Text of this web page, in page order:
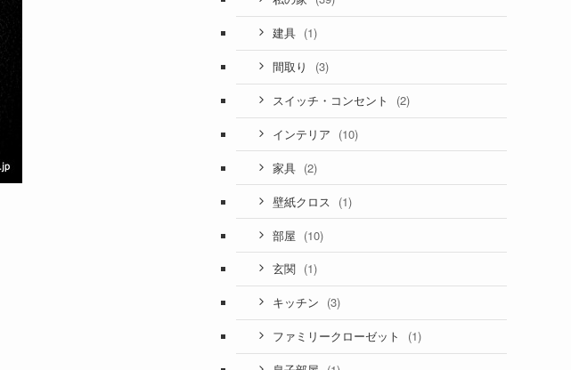
建具 (1)
間取り (3)
スイッチ・コンセント (2)
インテリア (10)
家具 (2)
壁紙クロス (1)
部屋 (10)
玄関 (1)
キッチン (3)
ファミリークローゼット (1)